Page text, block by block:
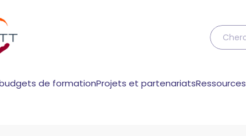
de formationProjets et partenariatsRessources